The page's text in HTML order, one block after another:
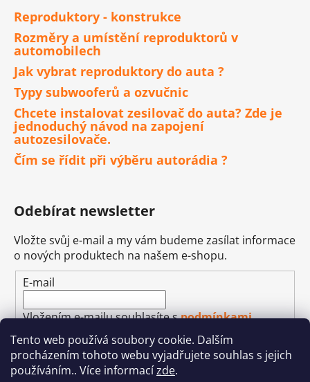
Tento web používá soubory cookie. Dalším
procházením tohoto webu vyjadřujete souhlas s jejich
používáním.. Více informacízde.
Reproduktory - konstrukce
Rozměry a umístění reproduktorů v
automobilech
Jak vybrat reproduktory do auta ?
Typy subwooferů a ozvučnic
Chcete instalovat zesilovač do auta? Zde je
jednoduchý návod na zapojení
autozesilovače.
Čím se řídit při výběru autorádia ?
Odebírat newsletter
Vložte svůj e-mail a my vám budeme zasílat informace
o nových produktech na našem e-shopu.
E-mail
Vložením e-mailu souhlasíte spodmínkami
ochrany osobních údajů
PŘIHLÁSIT SE